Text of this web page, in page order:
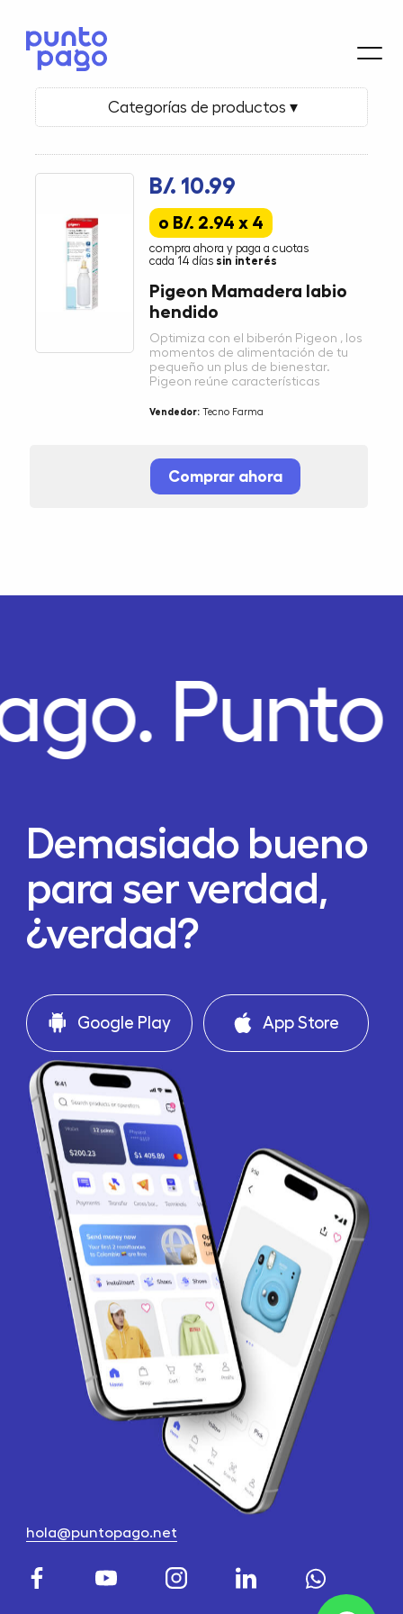
Categorías de productos ▾
B/. 10.99
o B/. 2.94 x 4
compra ahora y paga a cuotas
cada 14 días sin interés
Pigeon Mamadera labio
hendido
Optimiza con el biberón Pigeon , los
momentos de alimentación de tu
pequeño un plus de bienestar.
Pigeon reúne características
Vendedor: Tecno Farma
Comprar ahora
Demasiado bueno
para ser verdad,
¿verdad?
Google Play App Store
hola@puntopago.net